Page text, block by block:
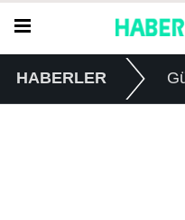
HABERLER